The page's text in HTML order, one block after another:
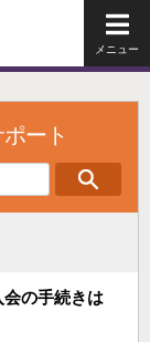
ート
の手続きは